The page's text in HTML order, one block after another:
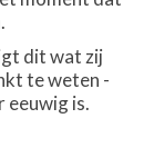
dit wat zij
te weten -
eeuwig is.